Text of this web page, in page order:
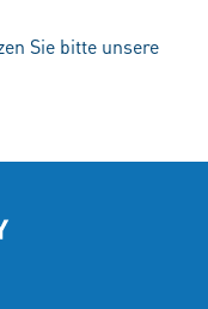
Sie bitte unsere